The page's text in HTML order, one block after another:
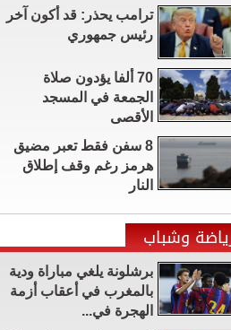
ترامب يحذر: قد أكون آخر
رئيس جمهوري
70 ألفا يؤدون صلاة
الجمعة في المسجد
الأقصى
8 سفن فقط تعبر مضيق
هرمز رغم وقف إطلاق
النار
وشباب
برشلونة يلغي مباراة ودية
بالمغرب في أعقاب أزمة
الهجرة في...